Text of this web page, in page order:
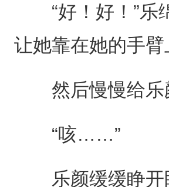
“好！好！”乐
让她靠在她的手臂
然后慢慢给乐
“咳……”
乐颜缓缓睁开